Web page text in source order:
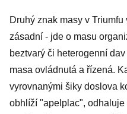
Druhý znak masy v
zásadní - jde o masu
beztvarý či heterogenní
masa ovládnutá a řízená.
vyrovnanými šiky doslova
obhlíží "apelplac", odhaluje